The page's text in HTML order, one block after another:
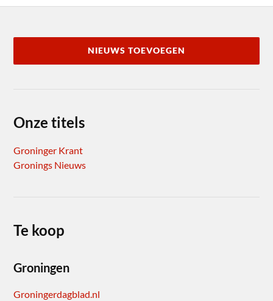
NIEUWS TOEVOEGEN
Onze titels
Groninger Krant
Gronings Nieuws
Te koop
Groningen
Groningerdagblad.nl